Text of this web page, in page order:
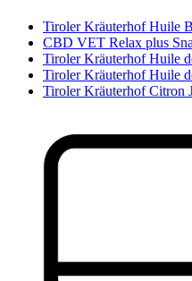
Tiroler Kräuterhof Huile
CBD VET Relax plus
Tiroler Kräuterhof Huile
Tiroler Kräuterhof Huile
Tiroler Kräuterhof Citron